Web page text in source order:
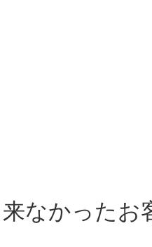
なかったお